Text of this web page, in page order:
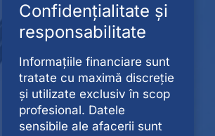
Confidențialitate și
responsabilitate
Informațiile financiare sunt
tratate cu maximă discreție
și utilizate exclusiv în scop
profesional. Datele
sensibile ale afacerii sunt